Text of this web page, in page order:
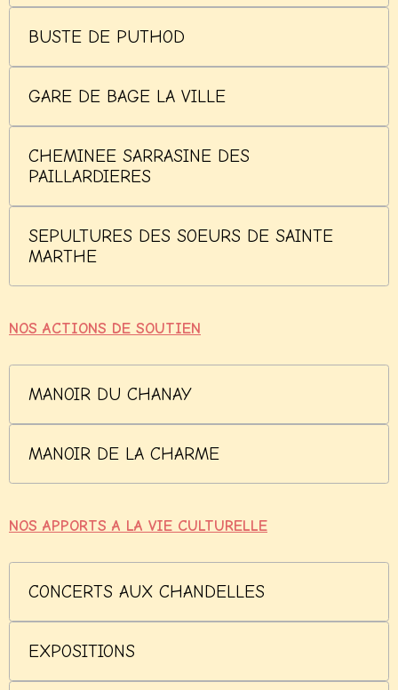
BUSTE DE PUTHOD
GARE DE BAGE LA VILLE
CHEMINEE SARRASINE DES
PAILLARDIERES
SEPULTURES DES SOEURS DE SAINTE
MARTHE
NOS ACTIONS DE SOUTIEN
MANOIR DU CHANAY
MANOIR DE LA CHARME
NOS APPORTS A LA VIE CULTURELLE
CONCERTS AUX CHANDELLES
EXPOSITIONS